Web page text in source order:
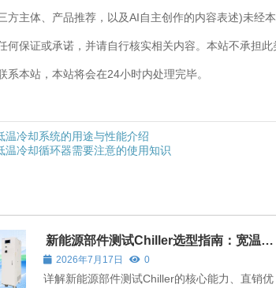
方主体、产品推荐，以及AI自主创作的内容表述)未经
何保证或承诺，并请自行核实相关内容。本站不承担
系本站，本站将会在24小时内处理完毕。
温冷却系统的用途与性能介绍
温冷却循环器需要注意的使用知识
新能源部件测试Chiller选型指南：宽温
域、高精度与定制化能力解析
2026年7月17日 0
详解新能源部件测试Chiller的核心能力、直销优